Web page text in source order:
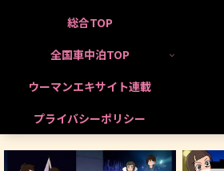
総合TOP
全国車中泊TOP
ウーマンエキサイト連載
プライバシーポリシー